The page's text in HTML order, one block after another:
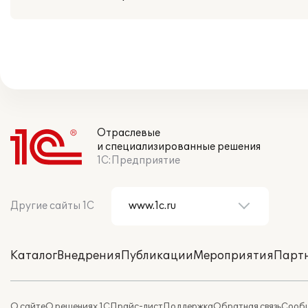
Отраслевые
и специализированные решения
1С:Предприятие
Другие сайты 1С
КаталогВнедренияПубликацииМероприятия